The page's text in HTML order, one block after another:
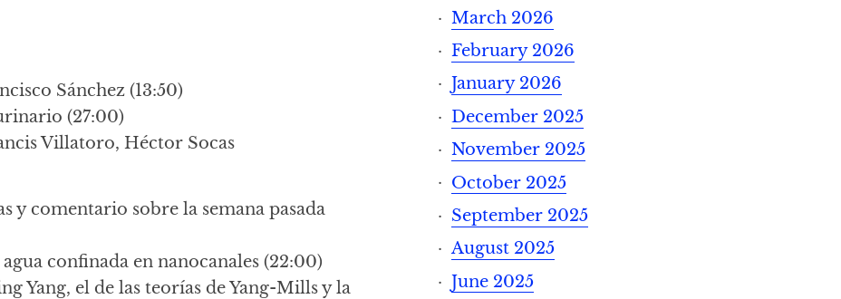
Sánchez (13:50)
(27:00)
Villatoro, Héctor Socas
y comentario sobre la semana pasada
confinada en nanocanales (22:00)
Yang, el de las teorías de Yang-Mills y la
March 2026
February 2026
January 2026
December 2025
November 2025
October 2025
September 2025
August 2025
June 2025